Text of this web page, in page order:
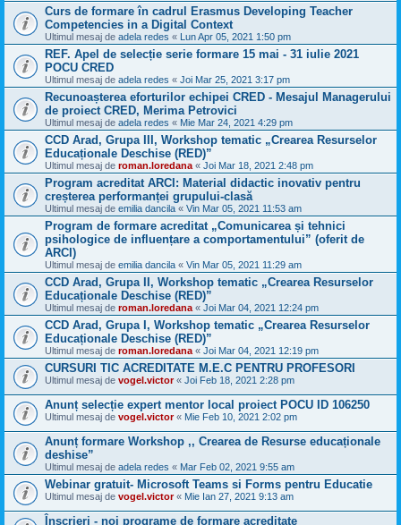
Curs de formare în cadrul Erasmus Developing Teacher
Competencies in a Digital Context
Ultimul mesaj de adela redes « Lun Apr 05, 2021 1:50 pm
REF. Apel de selecție serie formare 15 mai - 31 iulie 2021
POCU CRED
Ultimul mesaj de adela redes « Joi Mar 25, 2021 3:17 pm
Recunoașterea eforturilor echipei CRED - Mesajul Managerului
de proiect CRED, Merima Petrovici
Ultimul mesaj de adela redes « Mie Mar 24, 2021 4:29 pm
CCD Arad, Grupa III, Workshop tematic „Crearea Resurselor
Educaționale Deschise (RED)”
Ultimul mesaj de roman.loredana « Joi Mar 18, 2021 2:48 pm
Program acreditat ARCI: Material didactic inovativ pentru
creșterea performanței grupului-clasă
Ultimul mesaj de emilia dancila « Vin Mar 05, 2021 11:53 am
Program de formare acreditat „Comunicarea și tehnici
psihologice de influențare a comportamentului” (oferit de
ARCI)
Ultimul mesaj de emilia dancila « Vin Mar 05, 2021 11:29 am
CCD Arad, Grupa II, Workshop tematic „Crearea Resurselor
Educaționale Deschise (RED)”
Ultimul mesaj de roman.loredana « Joi Mar 04, 2021 12:24 pm
CCD Arad, Grupa I, Workshop tematic „Crearea Resurselor
Educaționale Deschise (RED)”
Ultimul mesaj de roman.loredana « Joi Mar 04, 2021 12:19 pm
CURSURI TIC ACREDITATE M.E.C PENTRU PROFESORI
Ultimul mesaj de vogel.victor« Joi Feb 18, 2021 2:28 pm
Anunț selecție expert mentor local proiect POCU ID 106250
Ultimul mesaj de vogel.victor« Mie Feb 10, 2021 2:02 pm
Anunț formare Workshop ,, Crearea de Resurse educaționale
deshise”
Ultimul mesaj de adela redes « Mar Feb 02, 2021 9:55 am
Webinar gratuit- Microsoft Teams si Forms pentru Educatie
Ultimul mesaj de vogel.victor« Mie Ian 27, 2021 9:13 am
Înscrieri - noi programe de formare acreditate